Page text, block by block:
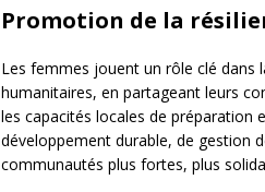
Promotion de la
Les femmes jouent un rôle clé dans
humanitaires, en partageant leurs
les capacités locales de préparation
développement durable, de gestion
communautés plus fortes, plus